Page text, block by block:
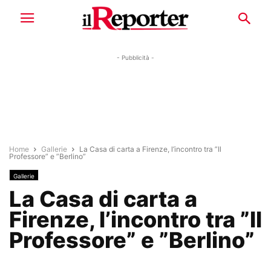
- Pubblicità -
Home Gallerie
La Casa di carta a Firenze, l’incontro tra ”Il
Professore” e ”Berlino”
Gallerie
La Casa di carta a
Firenze, l’incontro tra ”Il
Professore” e ”Berlino”